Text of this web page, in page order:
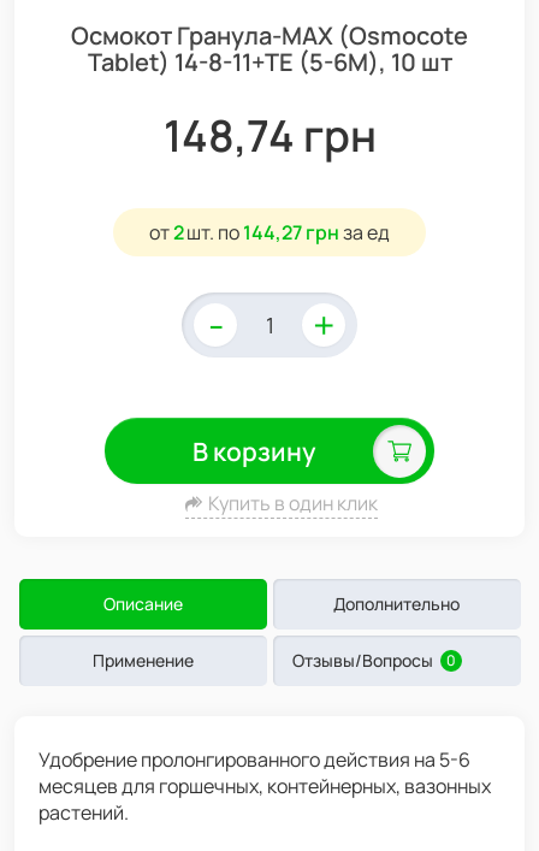
Осмокот Гранула-МАХ (Osmocote
Tablet) 14-8-11+ТЕ (5-6М), 10 шт
148,74 грн
от2шт. по144,27 грнза ед
- +
В корзину
Купить в один клик
Описание Дополнительно
Применение Отзывы/Вопросы 0
Удобрение пролонгированного действия на 5-6
месяцев для горшечных, контейнерных, вазонных
растений.